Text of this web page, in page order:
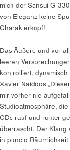
mich der Sansui G-
von Eleganz keine
Charakterkopf!
Das Äußere und vor
leeren
kontrolliert,
Xavier Naidoos
mir vorher nie
Studioatmosphäre,
CDs rauf und runter
überrascht. Der Klang
in puncto